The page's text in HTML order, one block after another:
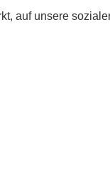
auf unsere